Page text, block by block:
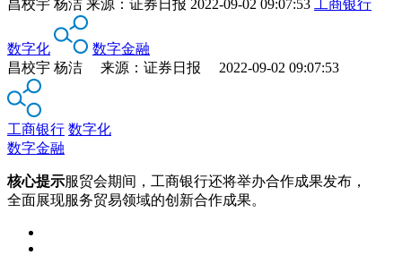
昌校宇 杨洁 来源： 证券日报 2022-09-02 09:07:53 工商银行
数字化
数字金融
昌校宇 杨洁 来源：证券日报 2022-09-02 09:07:53
工商银行 数字化
数字金融
核心提示服贸会期间，工商银行还将举办合作成果发布，
全面展现服务贸易领域的创新合作成果。